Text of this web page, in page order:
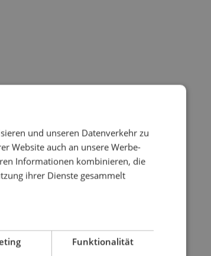
und unseren Datenverkehr zu
Website auch an unsere Werbe-
Informationen kombinieren, die
ihrer Dienste gesammelt
Funktionalität